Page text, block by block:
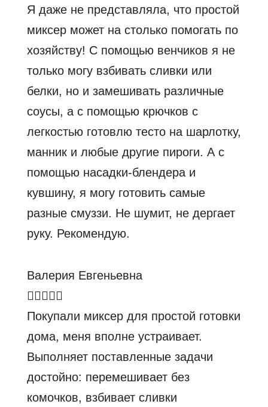
Я даже не представляла, что простой
миксер может на столько помогать по
хозяйству! С помощью венчиков я не
только могу взбивать сливки или
белки, но и замешивать различные
соусы, а с помощью крючков с
легкостью готовлю тесто на шарлотку,
манник и любые другие пироги. А с
помощью насадки-блендера и
кувшину, я могу готовить самые
разные смуззи. Не шумит, не дергает
руку. Рекомендую.
Валерия Евгеньевна
Покупали миксер для простой готовки
дома, меня вполне устраивает.
Выполняет поставленные задачи
достойно: перемешивает без
комочков, взбивает сливки